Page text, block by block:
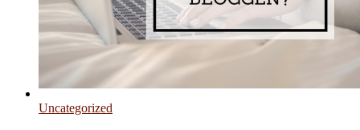
Uncategorized